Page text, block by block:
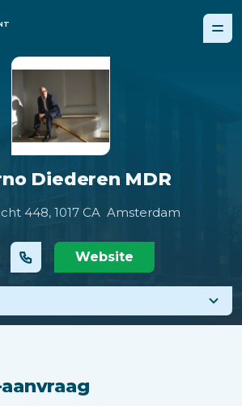
Diederen MDR
448, 1017 CA Amsterdam
Website